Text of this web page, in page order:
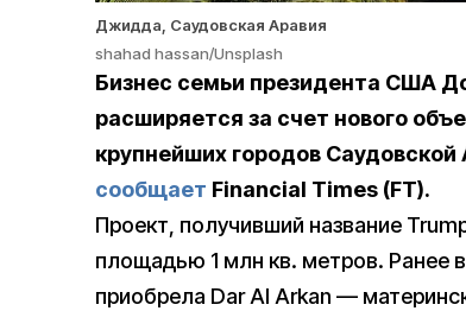
Джидда, Саудовская Аравия
shahad hassan/Unsplash
Бизнес семьи президента США
расширяется за счет нового
крупнейших городов
сообщает Financial Times (FT).
Проект, получивший название
площадью 1 млн кв. метров. Ранее
приобрела Dar Al Arkan —